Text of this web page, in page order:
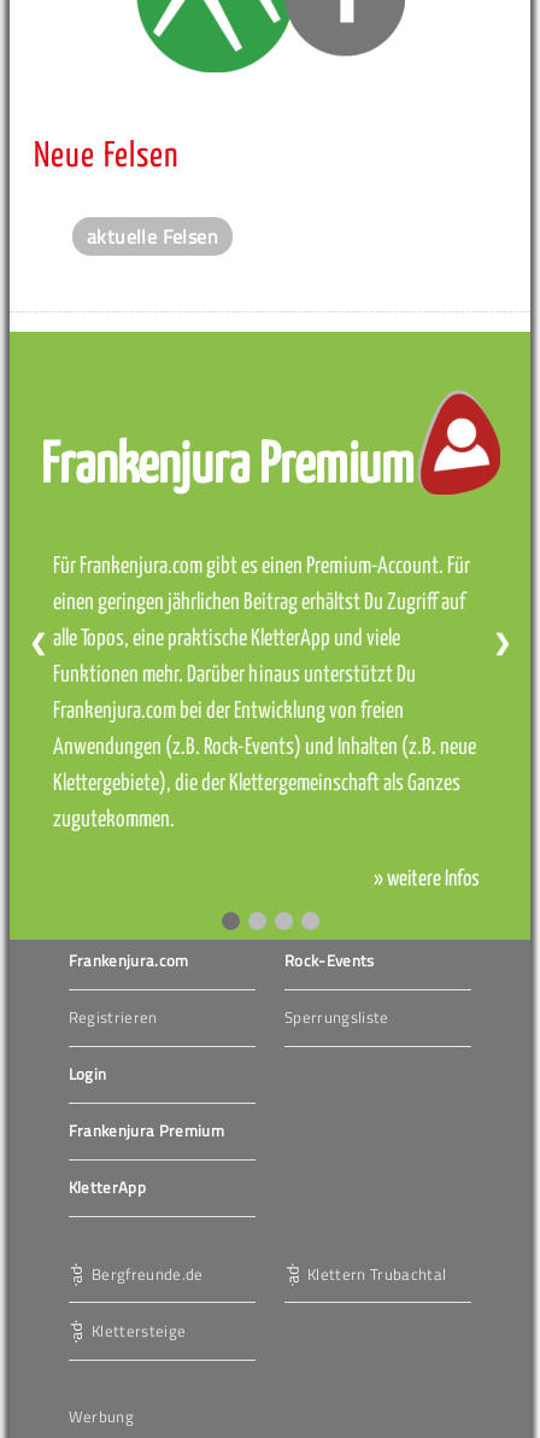
Neue Felsen
aktuelle Felsen
Frankenjura Premium
Für Frankenjura.com gibt es einen Premium-Account. Für
einen geringen jährlichen Beitrag erhältst Du Zugriff auf
alle Topos, eine praktische KletterApp und viele
Funktionen mehr. Darüber hinaus unterstützt Du
Frankenjura.com bei der Entwicklung von freien
Anwendungen (z.B. Rock-Events) und Inhalten (z.B. neue
Klettergebiete), die der Klettergemeinschaft als Ganzes
zugutekommen.
» weitere Infos
❮ ❯
Frankenjura.com
Registrieren
Login
Frankenjura Premium
KletterApp
Rock-Events
Sperrungsliste
Bergfreunde.de
Klettersteige
Klettern Trubachtal
Werbung